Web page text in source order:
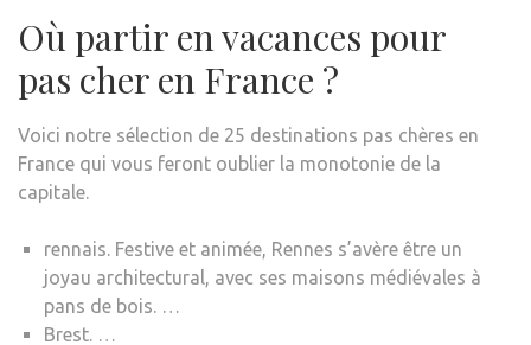
Où partir en vacances pour
pas cher en France ?
Voici notre sélection de 25 destinations pas chères en
France qui vous feront oublier la monotonie de la
capitale.
rennais. Festive et animée, Rennes s’avère être un
joyau architectural, avec ses maisons médiévales à
pans de bois. …
Brest. …